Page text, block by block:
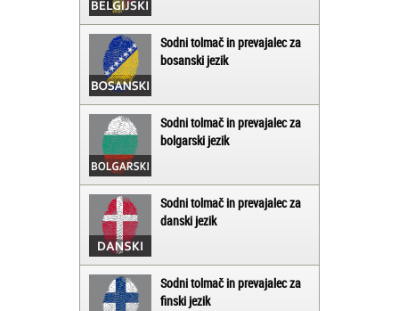
Sodni tolmač in prevajalec za
bosanski jezik
Sodni tolmač in prevajalec za
bolgarski jezik
Sodni tolmač in prevajalec za
danski jezik
Sodni tolmač in prevajalec za
finski jezik